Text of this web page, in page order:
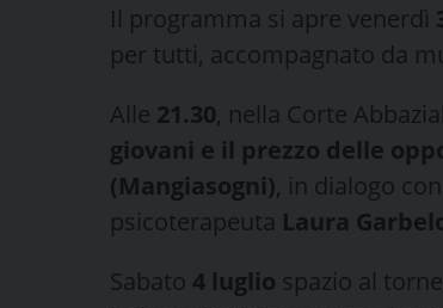
Il programma si apre venerdì
per tutti, accompagnato da
Alle 21.30, nella Corte
giovani e il prezzo delle
(Mangiasogni), in dialogo
psicoterapeuta Laura
Sabato 4 luglio spazio al